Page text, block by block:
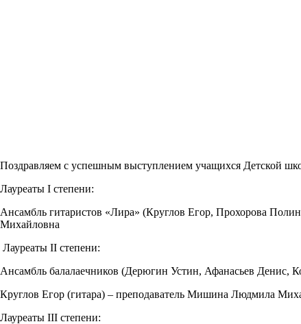
Поздравляем с успешным выступлением учащихся Детской
Лауреаты I степени:
Ансамбль гитаристов «Лира» (Круглов Егор, Прохорова
Михайловна
Лауреаты II степени:
Ансамбль балалаечников (Дерюгин Устин, Афанасьев Денис,
Круглов Егор (гитара) – преподаватель Мишина Людмила
Лауреаты III степени: